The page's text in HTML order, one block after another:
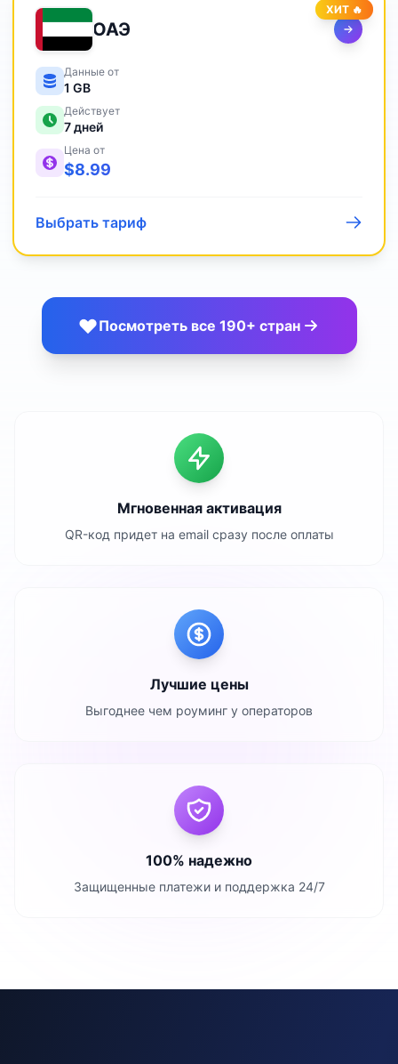
ХИТ 🔥
ОАЭ
Данные от
1 GB
Действует
7дней
Цена от
$8.99
Выбрать тариф
Посмотреть все 190+ стран
Мгновенная активация
QR-код придет на email сразу после оплаты
Лучшие цены
Выгоднее чем роуминг у операторов
100% надежно
Защищенные платежи и поддержка 24/7